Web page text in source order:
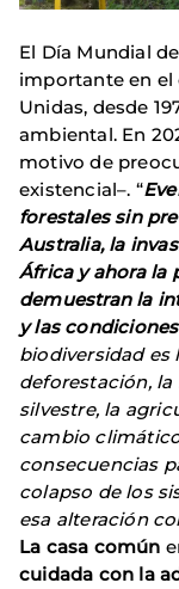
El Día Mundial
importante en el
Unidas, desde
ambiental. En
motivo de
existencial–. “
forestales sin
Australia, la
África y ahora la
demuestran la
y las
biodiversidad es
deforestación,
silvestre, la
cambio
consecuencias
colapso de los
esa alteración
La casa común
cuidada con la